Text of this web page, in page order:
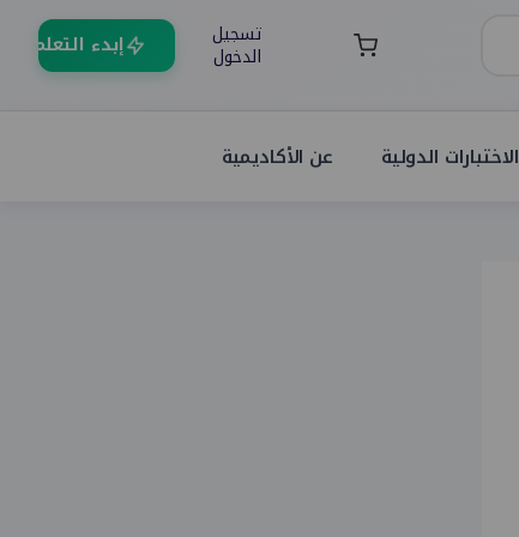
تسجيل
الدخول إبدء التعلم
الاختبارات الدولية عن الأكاديمية